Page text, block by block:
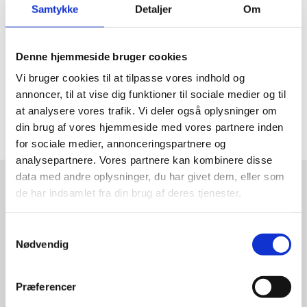
Samtykke Detaljer Om
Denne hjemmeside bruger cookies
Vi bruger cookies til at tilpasse vores indhold og
annoncer, til at vise dig funktioner til sociale medier og til
at analysere vores trafik. Vi deler også oplysninger om
din brug af vores hjemmeside med vores partnere inden
for sociale medier, annonceringspartnere og
analysepartnere. Vores partnere kan kombinere disse
data med andre oplysninger, du har givet dem, eller som
de har indsamlet fra din brug af deres tjenester.
Nødvendig
Præferencer
Outlook
Google
Finderupsvej 25
6900 Skjern
UDGIVET DEN 03.02.17
Bliv
medlem
Liv